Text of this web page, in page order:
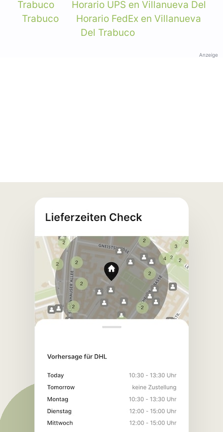
Trabuco
Horario UPS en Villanueva Del
Trabuco
Horario FedEx en Villanueva
Del Trabuco
Anzeige